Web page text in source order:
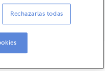
m2/ año
Rechazarlas todas